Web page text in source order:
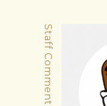
Staff Comment